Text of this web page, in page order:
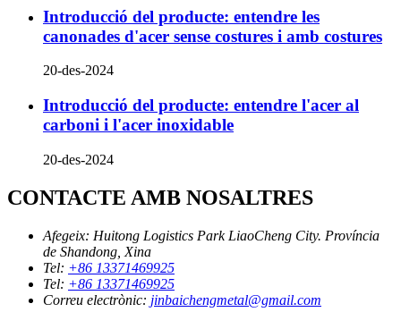
Introducció del producte: entendre les
canonades d'acer sense costures i amb costures
20-des-2024
Introducció del producte: entendre l'acer al
carboni i l'acer inoxidable
20-des-2024
CONTACTE AMB NOSALTRES
Afegeix: Huitong Logistics Park LiaoCheng City. Província
de Shandong, Xina
Tel: +86 13371469925
Tel: +86 13371469925
Correu electrònic: jinbaichengmetal@gmail.com